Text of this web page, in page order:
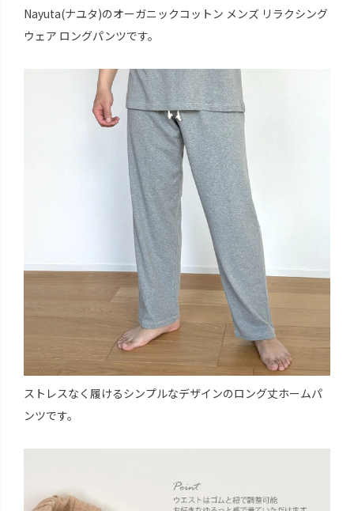
Nayuta(ナユタ)のオーガニックコットン メンズ リラクシング
ウェア ロングパンツです。
ストレスなく履けるシンプルなデザインのロング丈ホームパ
ンツです。